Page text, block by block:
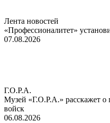
Лента новостей
«Профессионалитет»
07.08.2026
Г.О.Р.А.
Музей «Г.О.Р.А.» расскажет
войск
06.08.2026